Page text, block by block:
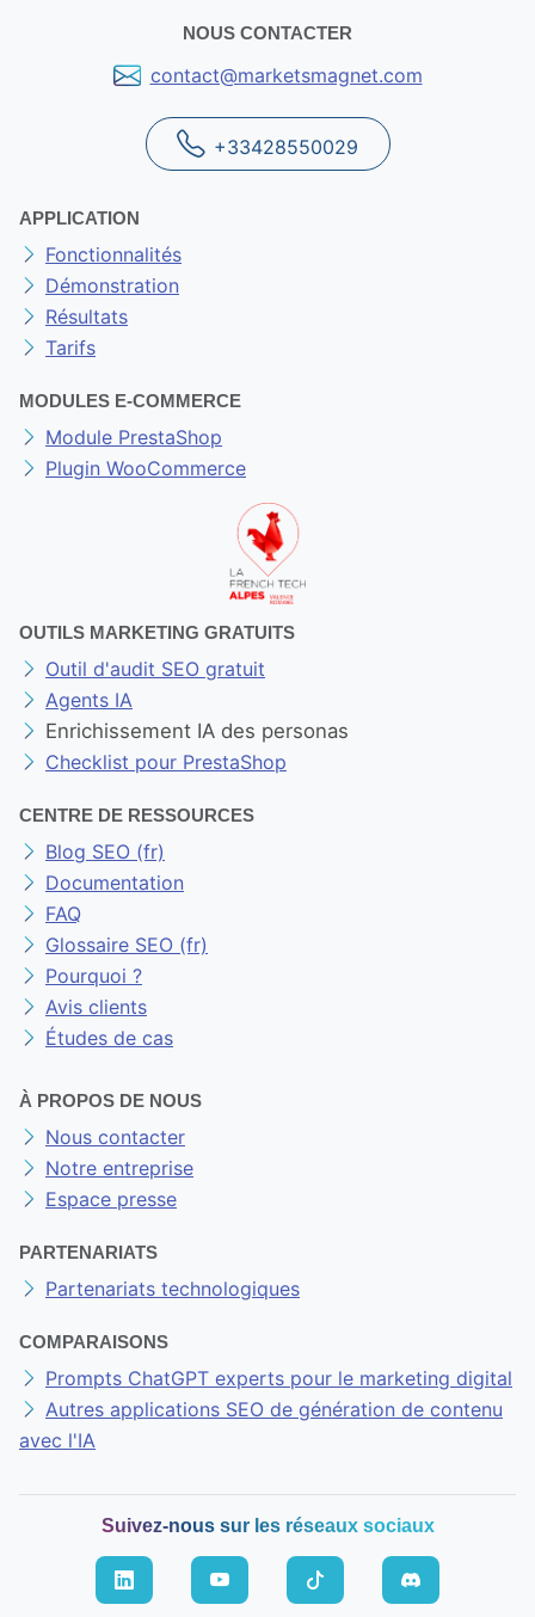
NOUS CONTACTER
contact@marketsmagnet.com
+33428550029
APPLICATION
Fonctionnalités
Démonstration
Résultats
Tarifs
MODULES E-COMMERCE
Module PrestaShop
Plugin WooCommerce
OUTILS MARKETING GRATUITS
Outil d'audit SEO gratuit
Agents IA
Enrichissement IA des personas
Checklist pour PrestaShop
CENTRE DE RESSOURCES
Blog SEO (fr)
Documentation
FAQ
Glossaire SEO (fr)
Pourquoi ?
Avis clients
Études de cas
À PROPOS DE NOUS
Nous contacter
Notre entreprise
Espace presse
PARTENARIATS
Partenariats technologiques
COMPARAISONS
Prompts ChatGPT experts pour le marketing digital
Autres applications SEO de génération de contenu
avec l'IA
Suivez-nous sur les réseaux sociaux